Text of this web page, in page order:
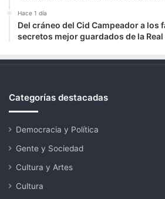
Hace 1 día
Del cráneo del Cid Campeador a los
secretos mejor guardados de la
Categorías destacadas
Democracia y Política
Gente y Sociedad
Cultura y Artes
Cultura